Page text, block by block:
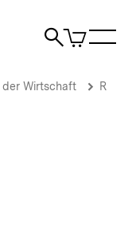
Suche
Artikel
im
der Wirtschaft R